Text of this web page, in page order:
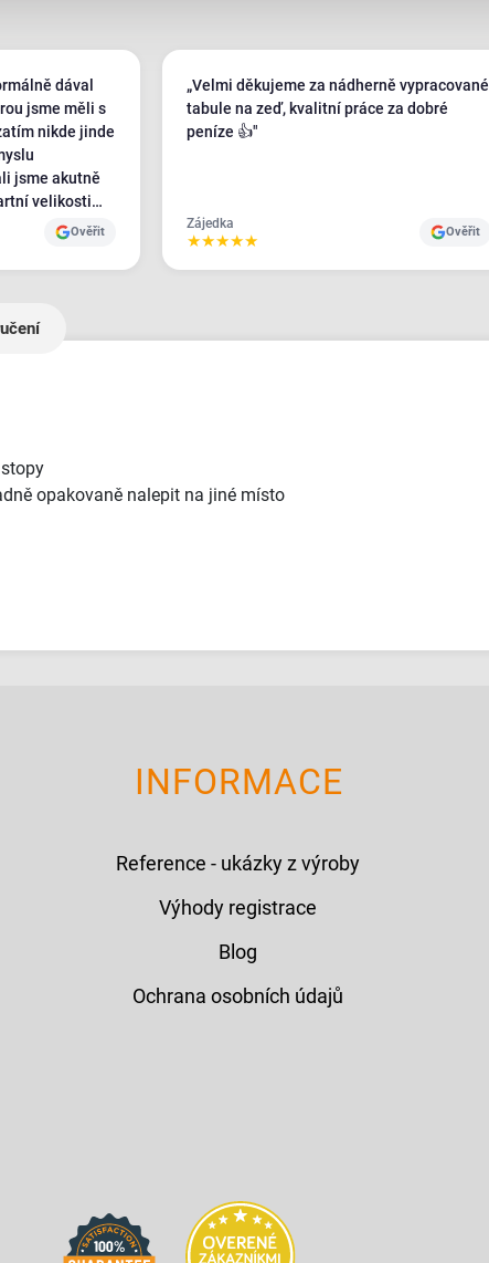
dával
jsme měli s
nikde jinde
velikosti
tiskáren po
nám na naše
- a ještě s
kvalitě a jak
jám
Ověřit
„Velmi děkujeme za nádherně vypracované
tabule na zeď, kvalitní práce za dobré
peníze 👍"
Zájedka
★★★★★ Ověřit
opakovaně nalepit na jiné místo
INFORMACE
Reference - ukázky z výroby
Výhody registrace
Blog
Ochrana osobních údajů